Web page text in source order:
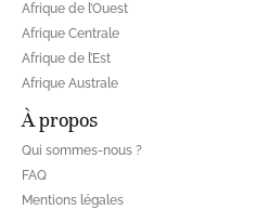
Afrique de l’Ouest
Afrique Centrale
Afrique de l’Est
Afrique Australe
À propos
Qui sommes-nous ?
FAQ
Mentions légales